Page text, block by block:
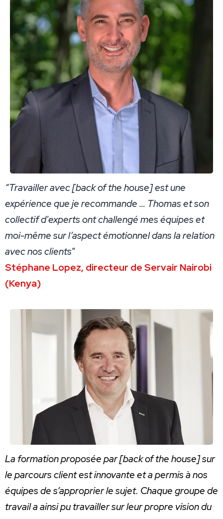
“Travailler avec [back of the house] est une
expérience que je recommande … Thomas et son
collectif d'experts ont challengé mes équipes et
moi-même sur l’aspect émotionnel dans la relation
avec nos clients”
Stéphane Lopez, directeur de Servair Nairobi
(Kenya)
La formation proposée par [back of the house] sur
le parcours client est innovante et a permis à nos
équipes de s’approprier le sujet. Chaque groupe de
travail a ainsi pu travailler sur leur propre vision du